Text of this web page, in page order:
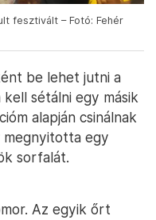
fesztivált – Fotó: Fehér
be lehet jutni a
sétálni egy másik
alapján csinálnak
megnyitotta egy
sorfalát.
Az egyik őrt